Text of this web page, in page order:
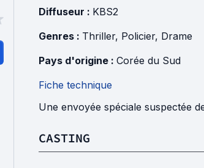
Diffuseur : KBS2
Genres : Thriller, Policier, Drame
Pays d'origine : Corée du Sud
Fiche technique
Une envoyée spéciale suspectée
CASTING